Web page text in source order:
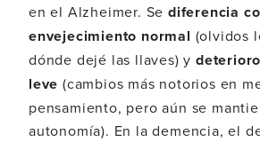
en el Alzheimer. Sediferencia
envejecimiento normal (olvidos
dónde dejé las llaves) y
leve (cambios más notorios en
pensamiento, pero aún se
autonomía). En la demencia, el